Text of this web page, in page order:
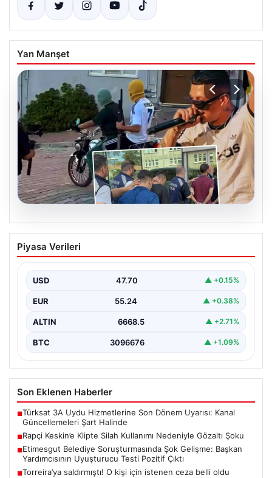
Yan Manşet
Rapçi Keskin’e Klipte Silah Kullanımı
Nedeniyle Gözaltı Şoku
gerçekleştirdiği klip çekimi sırasında silah kullanımı…
Piyasa Verileri
USD 47.70 ▲ +0.15%
EUR 55.24 ▲ +0.38%
ALTIN 6668.5 ▲ +2.71%
BTC 3096676 ▲ +1.09%
Son Eklenen Haberler
■Türksat 3A Uydu Hizmetlerine Son Dönem Uyarısı: Kanal
Güncellemeleri Şart Halinde
■Rapçi Keskin’e Klipte Silah Kullanımı Nedeniyle Gözaltı Şoku
■Etimesgut Belediye Soruşturmasında Şok Gelişme: Başkan
Yardımcısının Uyuşturucu Testi Pozitif Çıktı
■Torreira’ya saldırmıştı! O kişi için istenen ceza belli oldu